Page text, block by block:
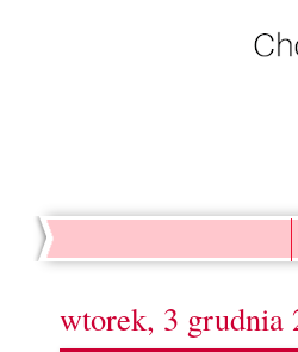
wtorek, 3 grudnia